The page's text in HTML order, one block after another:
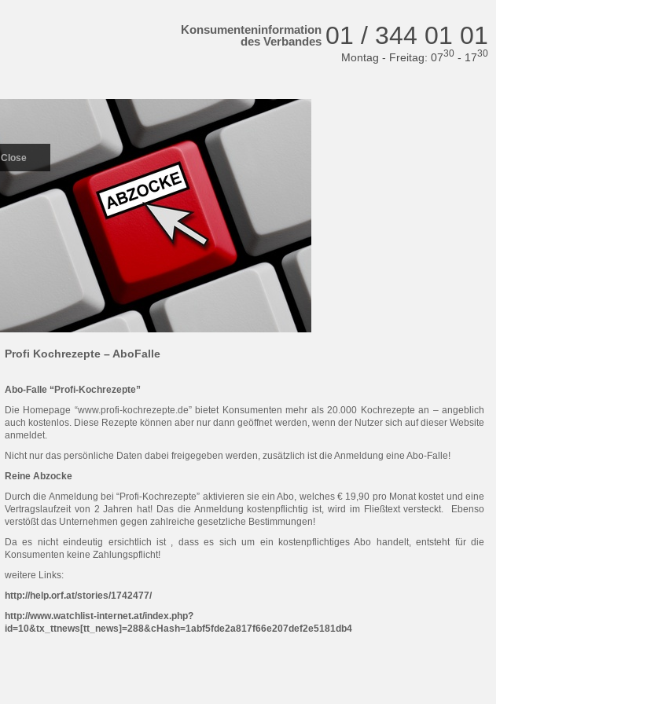
Konsumenteninformation
des Verbandes 01 / 344 01 01
Montag - Freitag: 0730- 1730
Close
Profi Kochrezepte – AboFalle
Abo-Falle “Profi-Kochrezepte”
Die Homepage “www.profi-kochrezepte.de” bietet Konsumenten mehr als 20.000 Kochrezepte an – angeblich
auch kostenlos. Diese Rezepte können aber nur dann geöffnet werden, wenn der Nutzer sich auf dieser Website
anmeldet.
Nicht nur das persönliche Daten dabei freigegeben werden, zusätzlich ist die Anmeldung eine Abo-Falle!
Reine Abzocke
Durch die Anmeldung bei “Profi-Kochrezepte” aktivieren sie ein Abo, welches € 19,90 pro Monat kostet und eine
Vertragslaufzeit von 2 Jahren hat! Das die Anmeldung kostenpflichtig ist, wird im Fließtext versteckt. Ebenso
verstößt das Unternehmen gegen zahlreiche gesetzliche Bestimmungen!
Da es nicht eindeutig ersichtlich ist , dass es sich um ein kostenpflichtiges Abo handelt, entsteht für die
Konsumenten keine Zahlungspflicht!
weitere Links:
http://help.orf.at/stories/1742477/
http://www.watchlist-internet.at/index.php?
id=10&tx_ttnews[tt_news]=288&cHash=1abf5fde2a817f66e207def2e5181db4